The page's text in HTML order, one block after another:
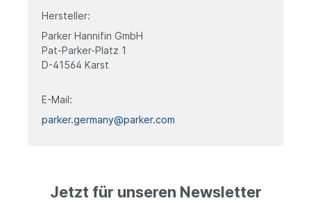
Hersteller:
Parker Hannifin GmbH
Pat-Parker-Platz 1
D-41564 Karst
E-Mail:
parker.germany@parker.com
Jetzt für unseren Newsletter